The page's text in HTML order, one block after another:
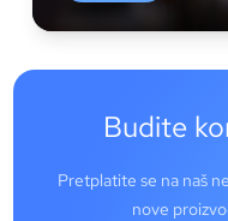
Budite
Pretplatite se na naš
nove